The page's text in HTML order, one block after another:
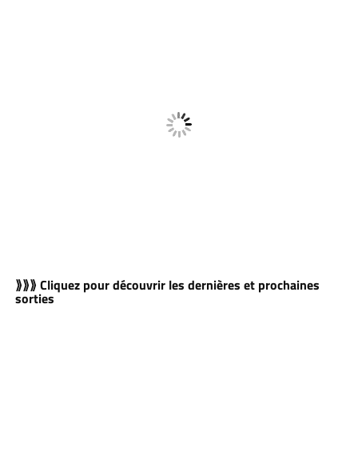
⟫⟫⟫ Cliquez pour découvrir les dernières et prochaines
sorties